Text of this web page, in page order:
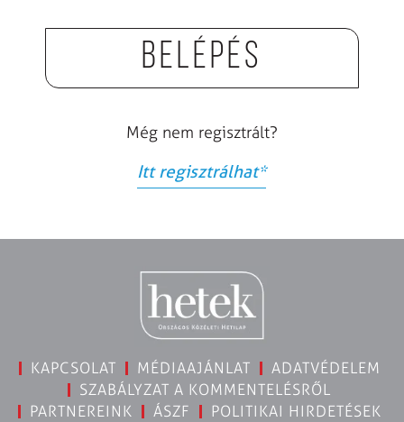
Belépés
Még nem regisztrált?
Itt regisztrálhat*
KAPCSOLAT MÉDIAAJÁNLAT
ADATVÉDELEM
SZABÁLYZAT A KOMMENTELÉSRŐL
PARTNEREINK
ÁSZF
POLITIKAI HIRDETÉSEK